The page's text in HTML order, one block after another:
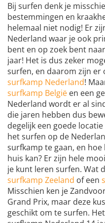
Bij surfen denk je
bestemmingen en
helemaal niet nodig! Er
Nederland waar je ook
bent en op zoek bent
jaar! Het is dus zeker
surfen, en daarom zijn er
surfkamp Nederland!
surfkamp België en een
Nederland wordt er al
die jaren hebben dus
degelijk een goede
het surfen op de
surfkamp te gaan, en
huis kan? Er zijn hele
je kunt leren surfen. Wat
surfkamp Zeeland of een
Misschien ken je
Grand Prix, maar deze
geschikt om te surfen.